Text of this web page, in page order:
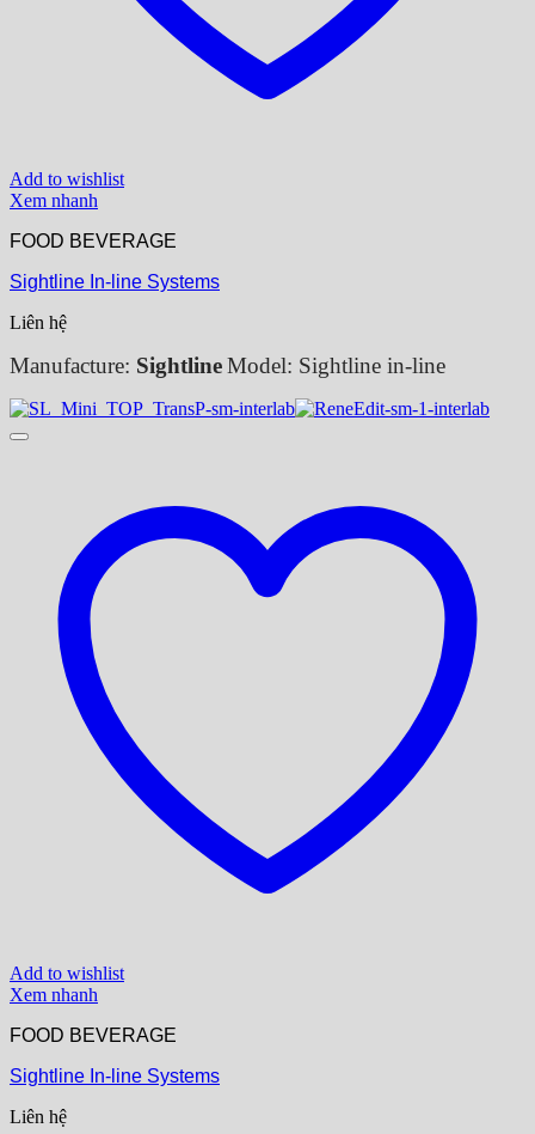
Add to wishlist
Xem nhanh
FOOD BEVERAGE
Sightline In-line Systems
Liên hệ
Manufacture: SightlineModel: Sightline in-line
Add to wishlist
Xem nhanh
FOOD BEVERAGE
Sightline In-line Systems
Liên hệ